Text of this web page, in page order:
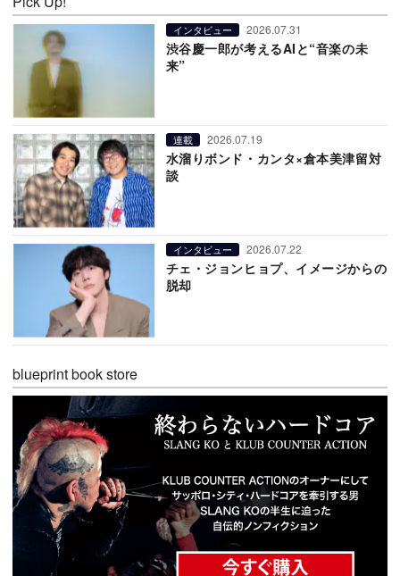
インタビュー 2026.07.31
渋谷慶一郎が考えるAIと“音楽の未
来”
連載 2026.07.19
水溜りボンド・カンタ×倉本美津留対
談
インタビュー 2026.07.22
チェ・ジョンヒョプ、イメージからの
脱却
blueprint book store